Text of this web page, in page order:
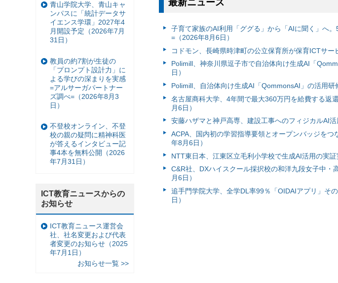
最新ニュース
子育て家族のAI利用「ググる」から「AIに聞く」へ
=（2026年8月6日）
コドモン、長崎県時津町の公立保育所が保育ICTサー
Polimill、神奈川県逗子市で自治体向け生成AI「
日）
Polimill、自治体向け生成AI「QommonsAI」の活用研
名古屋商科大学、4年間で最大360万円を給費する返
月6日）
安藤ハザマと神戸高専、建設工事へのフィジカルAI
ACPA、国内初の学習指導要領とオープンバッジを
年8月6日）
NTT東日本、江東区立毛利小学校で生成AI活用の実証
C&R社、DXハイスクール採択校の和洋九段女子中・
月6日）
追手門学院大学、全学DL率99％「OIDAIアプリ」そ
日）
青山学院大学、青山キャ
ンパスに「統計データサ
イエンス学環」2027年4
月開設予定（2026年7月
31日）
教員の約7割が生徒の
「プロンプト設計力」に
よる学びの深まりを実感
=アルサーガパートナー
ズ調べ=（2026年8月3
日）
不登校オンライン、不登
校の親の疑問に精神科医
が答えるインタビュー記
事4本を無料公開（2026
年7月31日）
ICT教育ニュースからの
お知らせ
ICT教育ニュース運営会
社、社名変更および代表
者変更のお知らせ（2025
年7月1日）
お知らせ一覧 >>